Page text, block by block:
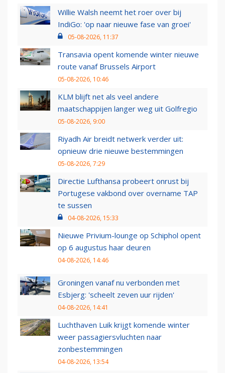
Willie Walsh neemt het roer over bij
IndiGo: 'op naar nieuwe fase van groei'
05-08-2026, 11:37
Transavia opent komende winter nieuwe
route vanaf Brussels Airport
05-08-2026, 10:46
KLM blijft net als veel andere
maatschappijen langer weg uit Golfregio
05-08-2026, 9:00
Riyadh Air breidt netwerk verder uit:
opnieuw drie nieuwe bestemmingen
05-08-2026, 7:29
Directie Lufthansa probeert onrust bij
Portugese vakbond over overname TAP
te sussen
04-08-2026, 15:33
Nieuwe Privium-lounge op Schiphol opent
op 6 augustus haar deuren
04-08-2026, 14:46
Groningen vanaf nu verbonden met
Esbjerg: 'scheelt zeven uur rijden'
04-08-2026, 14:41
Luchthaven Luik krijgt komende winter
weer passagiersvluchten naar
zonbestemmingen
04-08-2026, 13:54